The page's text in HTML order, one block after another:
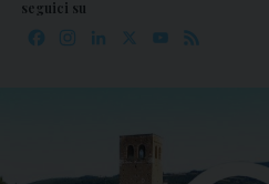
seguici su
Facebook
Instagram
LinkedIn YouTube